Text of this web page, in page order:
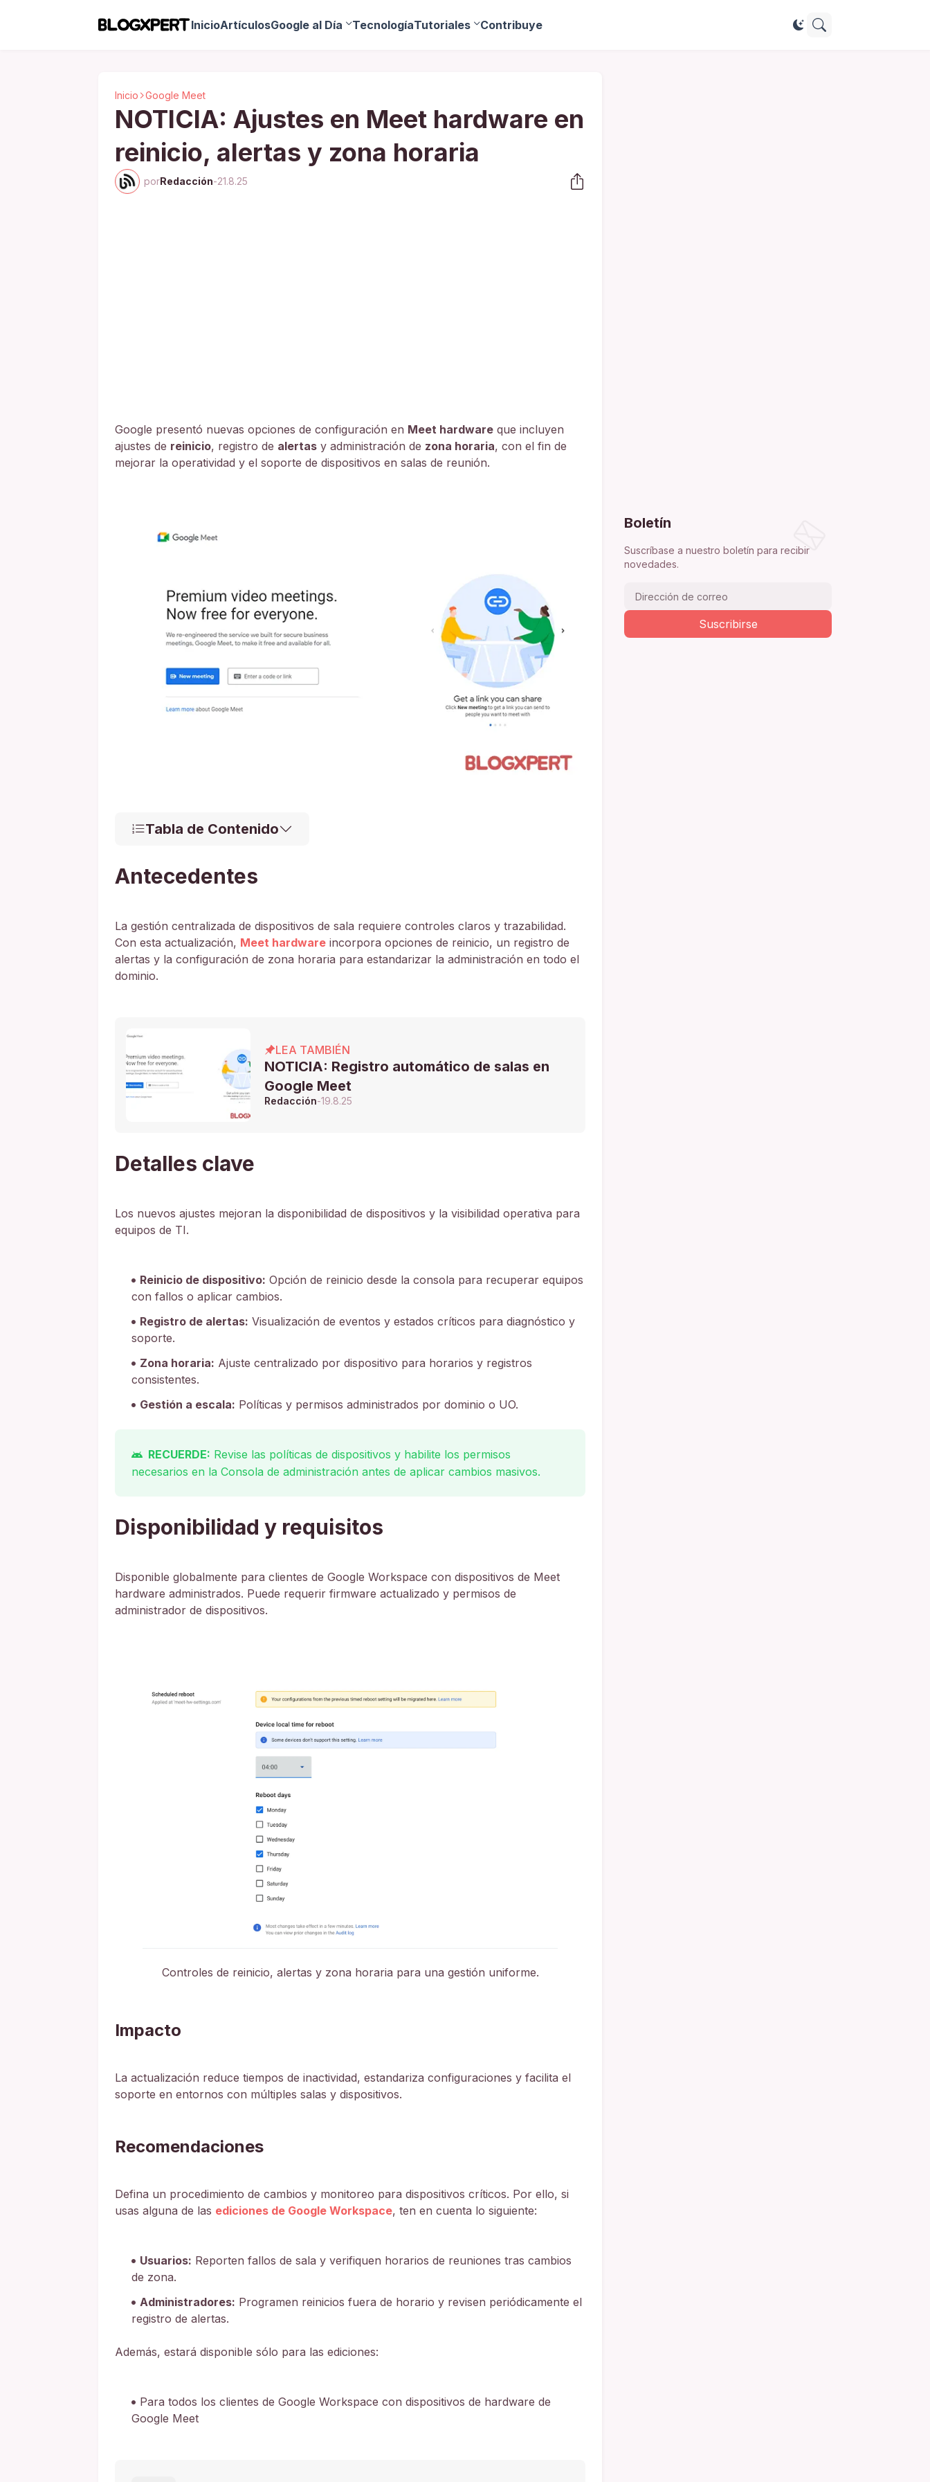
InicioArtículosGoogle al Día TecnologíaTutoriales Contribuye
Inicio Google Meet
NOTICIA: Ajustes en Meet hardware en
reinicio, alertas y zona horaria
porRedacción-21.8.25
Google presentó nuevas opciones de configuración en Meet hardware que incluyen
ajustes de reinicio, registro de alertas y administración de zona horaria, con el fin de
mejorar la operatividad y el soporte de dispositivos en salas de reunión.
Tabla de Contenido
Antecedentes
La gestión centralizada de dispositivos de sala requiere controles claros y trazabilidad.
Con esta actualización, Meet hardware incorpora opciones de reinicio, un registro de
alertas y la configuración de zona horaria para estandarizar la administración en todo el
dominio.
LEA TAMBIÉN
NOTICIA: Registro automático de salas en
Google Meet
Redacción-19.8.25
Detalles clave
Los nuevos ajustes mejoran la disponibilidad de dispositivos y la visibilidad operativa para
equipos de TI.
Reinicio de dispositivo: Opción de reinicio desde la consola para recuperar equipos
con fallos o aplicar cambios.
Registro de alertas: Visualización de eventos y estados críticos para diagnóstico y
soporte.
Zona horaria: Ajuste centralizado por dispositivo para horarios y registros
consistentes.
Gestión a escala: Políticas y permisos administrados por dominio o UO.
RECUERDE: Revise las políticas de dispositivos y habilite los permisos
necesarios en la Consola de administración antes de aplicar cambios masivos.
Disponibilidad y requisitos
Disponible globalmente para clientes de Google Workspace con dispositivos de Meet
hardware administrados. Puede requerir firmware actualizado y permisos de
administrador de dispositivos.
Controles de reinicio, alertas y zona horaria para una gestión uniforme.
Impacto
La actualización reduce tiempos de inactividad, estandariza configuraciones y facilita el
soporte en entornos con múltiples salas y dispositivos.
Recomendaciones
Defina un procedimiento de cambios y monitoreo para dispositivos críticos. Por ello, si
usas alguna de las ediciones de Google Workspace, ten en cuenta lo siguiente:
Usuarios: Reporten fallos de sala y verifiquen horarios de reuniones tras cambios
de zona.
Administradores: Programen reinicios fuera de horario y revisen periódicamente el
registro de alertas.
Además, estará disponible sólo para las ediciones:
Para todos los clientes de Google Workspace con dispositivos de hardware de
Google Meet
Boletín
Suscríbase a nuestro boletín para recibir
novedades.